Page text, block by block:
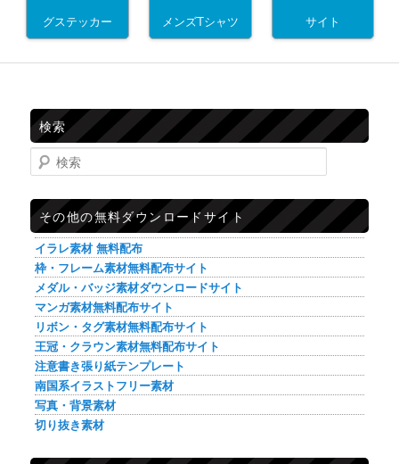
グステッカー メンズTシャツ サイト
検索
検索
その他の無料ダウンロードサイト
イラレ素材 無料配布
枠・フレーム素材無料配布サイト
メダル・バッジ素材ダウンロードサイト
マンガ素材無料配布サイト
リボン・タグ素材無料配布サイト
王冠・クラウン素材無料配布サイト
注意書き張り紙テンプレート
南国系イラストフリー素材
写真・背景素材
切り抜き素材